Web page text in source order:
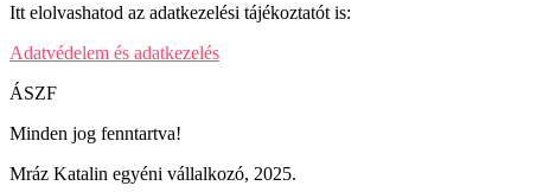
Itt elolvashatod az adatkezelési tájékoztatót is:
Adatvédelem és adatkezelés
ÁSZF
Minden jog fenntartva!
Mráz Katalin egyéni vállalkozó, 2025.